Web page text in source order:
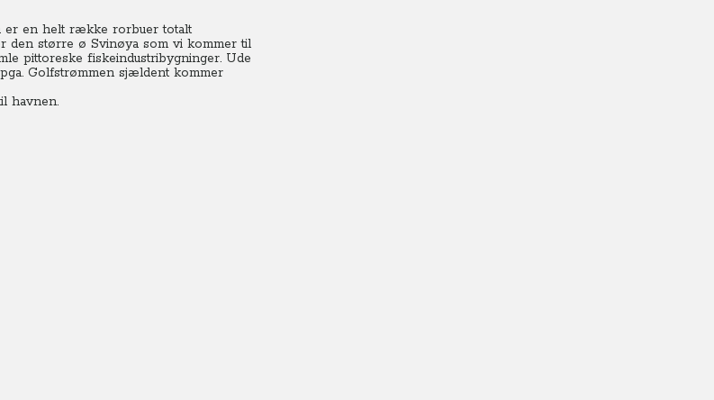
er en helt række rorbuer totalt
den større ø Svinøya som vi kommer til
pittoreske fiskeindustribygninger. Ude
Golfstrømmen sjældent kommer
havnen.